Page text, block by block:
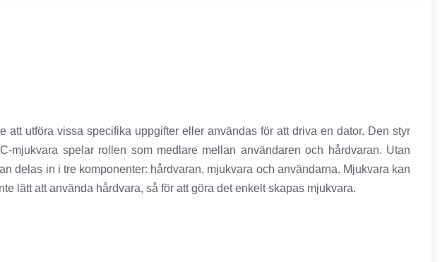
utföra vissa specifika uppgifter eller användas för att driva en dator. Den styr
spelar rollen som medlare mellan användaren och hårdvaran. Utan
delas in i tre komponenter: hårdvaran, mjukvara och användarna. Mjukvara kan
lätt att använda hårdvara, så för att göra det enkelt skapas mjukvara.